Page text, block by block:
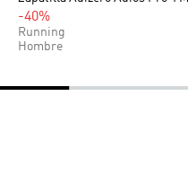
-40%
Running
Hombre